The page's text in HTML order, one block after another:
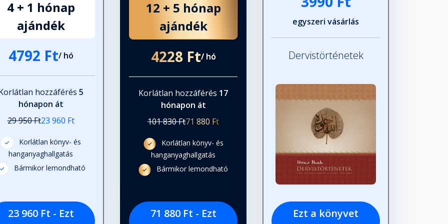
4 + 1 hónap
ajándék
4792 Ft/ hó
hozzáférés 5
hónapon át
29 950 Ft23 960 Ft
Korlátlan könyv- és
hanganyaghallgatás
Bármikor lemondható
23 960 Ft - Ezt
12 + 5 hónap
ajándék
4228 Ft/ hó
Korlátlan hozzáférés 17
hónapon át
101 830 Ft71 880 Ft
Korlátlan könyv- és
hanganyaghallgatás
Bármikor lemondható
71 880 Ft - Ezt
egyszeri vásárlás
Dervistörténetek
Ezt a könyvet